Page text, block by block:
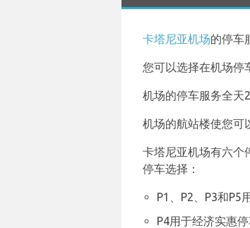
卡塔尼亚机场的停车
您可以选择在机场停
机场的停车服务全天
机场的航站楼使您可
卡塔尼亚机场有六个
停车选择：
P1、P2、P3和P5
P4用于经济实惠